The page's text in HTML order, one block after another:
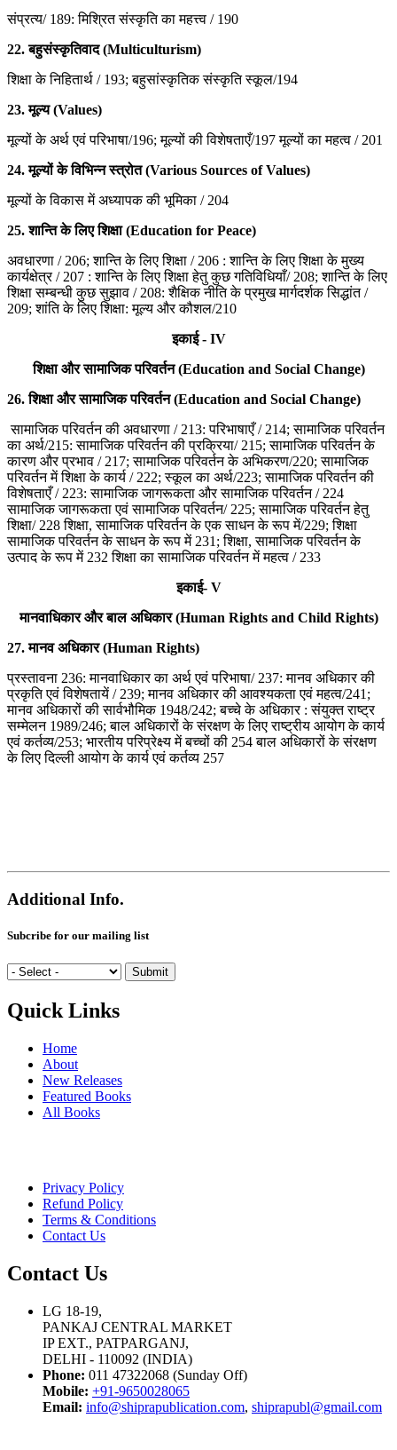
संप्रत्य/ 189: मिश्रित संस्कृति का महत्त्व / 190
22.बहुसंस्कृतिवाद (Multiculturism)
शिक्षा के निहितार्थ / 193; बहुसांस्कृतिक संस्कृति स्कूल/194
23.मूल्य (Values)
मूल्यों के अर्थ एवं परिभाषा/196; मूल्यों की विशेषताएँ/197 मूल्यों का महत्व / 201
24.मूल्यों के विभिन्न स्त्रोत (Various Sources of Values)
मूल्यों के विकास में अध्यापक की भूमिका / 204
25.शान्ति के लिए शिक्षा (Education for Peace)
अवधारणा / 206; शान्ति के लिए शिक्षा / 206 : शान्ति के लिए शिक्षा के मुख्य
कार्यक्षेत्र / 207 : शान्ति के लिए शिक्षा हेतु कुछ गतिविधियाँ/ 208; शान्ति के लिए
शिक्षा सम्बन्धी कुछ सुझाव / 208: शैक्षिक नीति के प्रमुख मार्गदर्शक सिद्धांत /
209; शांति के लिए शिक्षा: मूल्य और कौशल/210
इकाई - IV
शिक्षा और सामाजिक परिवर्तन (Education and Social Change)
26.शिक्षा और सामाजिक परिवर्तन (Education and Social Change)
सामाजिक परिवर्तन की अवधारणा / 213: परिभाषाएँ / 214; सामाजिक परिवर्तन
का अर्थ/215: सामाजिक परिवर्तन की प्रक्रिया/ 215; सामाजिक परिवर्तन के
कारण और प्रभाव / 217; सामाजिक परिवर्तन के अभिकरण/220; सामाजिक
परिवर्तन में शिक्षा के कार्य / 222; स्कूल का अर्थ/223; सामाजिक परिवर्तन की
विशेषताएँ / 223: सामाजिक जागरूकता और सामाजिक परिवर्तन / 224
सामाजिक जागरूकता एवं सामाजिक परिवर्तन/ 225; सामाजिक परिवर्तन हेतु
शिक्षा/ 228 शिक्षा, सामाजिक परिवर्तन के एक साधन के रूप में/229; शिक्षा
सामाजिक परिवर्तन के साधन के रूप में 231; शिक्षा, सामाजिक परिवर्तन के
उत्पाद के रूप में 232 शिक्षा का सामाजिक परिवर्तन में महत्व / 233
इकाई-V
मानवाधिकार और बाल अधिकार (Human Rights and Child Rights)
27.मानव अधिकार (Human Rights)
प्रस्तावना 236: मानवाधिकार का अर्थ एवं परिभाषा/ 237: मानव अधिकार की
प्रकृति एवं विशेषतायें / 239; मानव अधिकार की आवश्यकता एवं महत्व/241;
मानव अधिकारों की सार्वभौमिक 1948/242; बच्चे के अधिकार : संयुक्त राष्ट्र
सम्मेलन 1989/246; बाल अधिकारों के संरक्षण के लिए राष्ट्रीय आयोग के कार्य
एवं कर्तव्य/253; भारतीय परिप्रेक्ष्य में बच्चों की 254 बाल अधिकारों के संरक्षण
के लिए दिल्ली आयोग के कार्य एवं कर्तव्य 257
Additional Info.
Subcribe for our mailing list
Quick Links
Home
About
New Releases
Featured Books
All Books
Privacy Policy
Refund Policy
Terms & Conditions
Contact Us
Contact Us
LG 18-19,
PANKAJ CENTRAL MARKET
IP EXT., PATPARGANJ,
DELHI - 110092 (INDIA)
Phone: 011 47322068 (Sunday Off)
Mobile: +91-9650028065
Email: info@shiprapublication.com, shiprapubl@gmail.com